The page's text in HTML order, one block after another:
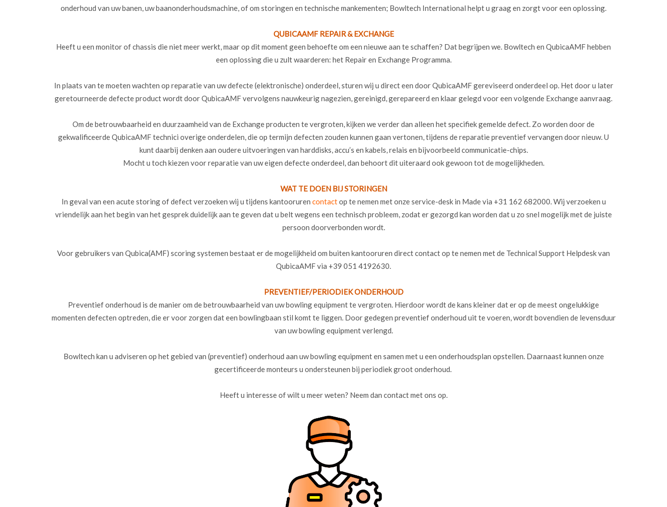
onderhoud van uw banen, uw baanonderhoudsmachine, of om storingen en technische mankementen; Bowltech International helpt u graag en zorgt voor een oplossing.
QUBICAAMF REPAIR & EXCHANGE
Heeft u een monitor of chassis die niet meer werkt, maar op dit moment geen behoefte om een nieuwe aan te schaffen? Dat begrijpen we. Bowltech en QubicaAMF hebben
een oplossing die u zult waarderen: het Repair en Exchange Programma.
In plaats van te moeten wachten op reparatie van uw defecte (elektronische) onderdeel, sturen wij u direct een door QubicaAMF gereviseerd onderdeel op. Het door u later
geretourneerde defecte product wordt door QubicaAMF vervolgens nauwkeurig nagezien, gereinigd, gerepareerd en klaar gelegd voor een volgende Exchange aanvraag.
Om de betrouwbaarheid en duurzaamheid van de Exchange producten te vergroten, kijken we verder dan alleen het specifiek gemelde defect. Zo worden door de
gekwalificeerde QubicaAMF technici overige onderdelen, die op termijn defecten zouden kunnen gaan vertonen, tijdens de reparatie preventief vervangen door nieuw. U
kunt daarbij denken aan oudere uitvoeringen van harddisks, accu’s en kabels, relais en bijvoorbeeld communicatie-chips.
Mocht u toch kiezen voor reparatie van uw eigen defecte onderdeel, dan behoort dit uiteraard ook gewoon tot de mogelijkheden.
WAT TE DOEN BIJ STORINGEN
In geval van een acute storing of defect verzoeken wij u tijdens kantooruren contactop te nemen met onze service-desk in Made via +31 162 682000. Wij verzoeken u
vriendelijk aan het begin van het gesprek duidelijk aan te geven dat u belt wegens een technisch probleem, zodat er gezorgd kan worden dat u zo snel mogelijk met de juiste
persoon doorverbonden wordt.
Voor gebruikers van Qubica(AMF) scoring systemen bestaat er de mogelijkheid om buiten kantooruren direct contact op te nemen met de Technical Support Helpdesk van
QubicaAMF via +39 051 4192630.
PREVENTIEF/PERIODIEK ONDERHOUD
Preventief onderhoud is de manier om de betrouwbaarheid van uw bowling equipment te vergroten. Hierdoor wordt de kans kleiner dat er op de meest ongelukkige
momenten defecten optreden, die er voor zorgen dat een bowlingbaan stil komt te liggen. Door gedegen preventief onderhoud uit te voeren, wordt bovendien de levensduur
van uw bowling equipment verlengd.
Bowltech kan u adviseren op het gebied van (preventief) onderhoud aan uw bowling equipment en samen met u een onderhoudsplan opstellen. Daarnaast kunnen onze
gecertificeerde monteurs u ondersteunen bij periodiek groot onderhoud.
Heeft u interesse of wilt u meer weten? Neem dan contact met ons op.